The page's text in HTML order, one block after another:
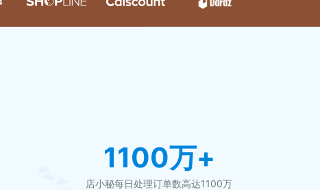
1100万+
店小秘每日处理订单数高达1100万